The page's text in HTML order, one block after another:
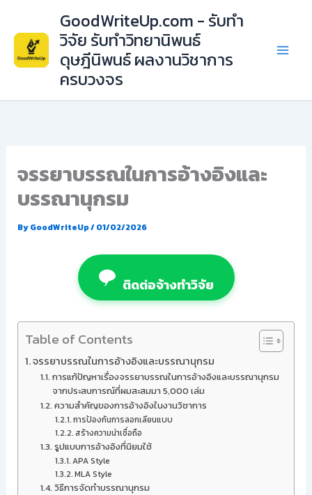
content
GoodWriteUp.com - รับทำ
วิจัย รับทำวิทยานิพนธ์
ดุษฎีนิพนธ์ ผลงานวิชาการ
ครบวงจร
จรรยาบรรณในการอ้างอิงและ
บรรณานุกรม
ByGoodWriteUp/01/02/2026
ติดต่อจ้างทำวิจัย
Table of Contents
จรรยาบรรณในการอ้างอิงและบรรณานุกรม
การแก้ปัญหาเรื่องจรรยาบรรณในการอ้างอิงและบรรณานุกรม
จากประสบการณ์ที่ผมสะสมมา 5,000 เล่ม
ความสำคัญของการอ้างอิงในงานวิชาการ
การป้องกันการลอกเลียนแบบ
สร้างความน่าเชื่อถือ
รูปแบบการอ้างอิงที่นิยมใช้
APA Style
MLA Style
วิธีการจัดทำบรรณานุกรม